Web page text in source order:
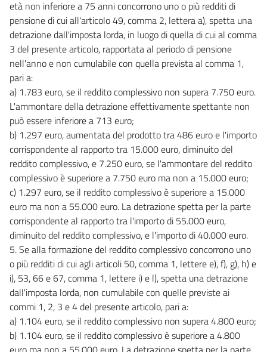
età non inferiore a 75 anni concorrono uno o più redditi di
pensione di cui all'articolo 49, comma 2, lettera a), spetta una
detrazione dall'imposta lorda, in luogo di quella di cui al comma
3 del presente articolo, rapportata al periodo di pensione
nell'anno e non cumulabile con quella prevista al comma 1,
pari a:
a) 1.783 euro, se il reddito complessivo non supera 7.750 euro.
L'ammontare della detrazione effettivamente spettante non
può essere inferiore a 713 euro;
b) 1.297 euro, aumentata del prodotto tra 486 euro e l'importo
corrispondente al rapporto tra 15.000 euro, diminuito del
reddito complessivo, e 7.250 euro, se l'ammontare del reddito
complessivo è superiore a 7.750 euro ma non a 15.000 euro;
c) 1.297 euro, se il reddito complessivo è superiore a 15.000
euro ma non a 55.000 euro. La detrazione spetta per la parte
corrispondente al rapporto tra l'importo di 55.000 euro,
diminuito del reddito complessivo, e l'importo di 40.000 euro.
5. Se alla formazione del reddito complessivo concorrono uno
o più redditi di cui agli articoli 50, comma 1, lettere e), f), g), h) e
i), 53, 66 e 67, comma 1, lettere i) e l), spetta una detrazione
dall'imposta lorda, non cumulabile con quelle previste ai
commi 1, 2, 3 e 4 del presente articolo, pari a:
a) 1.104 euro, se il reddito complessivo non supera 4.800 euro;
b) 1.104 euro, se il reddito complessivo è superiore a 4.800